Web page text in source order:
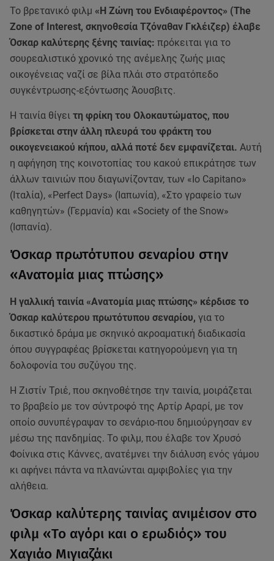
Το βρετανικό φιλμ «Η Ζώνη του Ενδιαφέροντος» (The
Zone of Interest, σκηνοθεσία Τζόναθαν Γκλέιζερ) έλαβε
Όσκαρ καλύτερης ξένης ταινίας: πρόκειται για το
σουρεαλιστικό χρονικό της ανέμελης ζωής μιας
οικογένειας ναζί σε βίλα πλάι στο στρατόπεδο
συγκέντρωσης-εξόντωσης Άουσβιτς.
Η ταινία θίγει τη φρίκη του Ολοκαυτώματος, που
βρίσκεται στην άλλη πλευρά του φράκτη του
οικογενειακού κήπου, αλλά ποτέ δεν εμφανίζεται. Αυτή
η αφήγηση της κοινοτοπίας του κακού επικράτησε των
άλλων ταινιών που διαγωνίζονταν, των «Io Capitano»
(Ιταλία), «Perfect Days» (Ιαπωνία), «Στο γραφείο των
καθηγητών» (Γερμανία) και «Society of the Snow»
(Ισπανία).
Όσκαρ πρωτότυπου σεναρίου στην
«Ανατομία μιας πτώσης»
Η γαλλική ταινία «Ανατομία μιας πτώσης» κέρδισε το
Όσκαρ καλύτερου πρωτότυπου σεναρίου, για το
δικαστικό δράμα με σκηνικό ακροαματική διαδικασία
όπου συγγραφέας βρίσκεται κατηγορούμενη για τη
δολοφονία του συζύγου της.
Η Ζιστίν Τριέ, που σκηνοθέτησε την ταινία, μοιράζεται
το βραβείο με τον σύντροφό της Αρτίρ Αραρί, με τον
οποίο συνυπέγραψαν το σενάριο-που δημιούργησαν εν
μέσω της πανδημίας. Το φιλμ, που έλαβε τον Χρυσό
Φοίνικα στις Κάννες, ανατέμνει την διάλυση ενός γάμου
κι αφήνει πάντα να πλανώνται αμφιβολίες για την
αλήθεια.
Όσκαρ καλύτερης ταινίας ανιμέισον στο
φιλμ «Το αγόρι και ο ερωδιός» του
Χαγιάο Μιγιαζάκι